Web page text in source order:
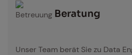
Be­ra­tung
Unser Team berät Sie zu Data